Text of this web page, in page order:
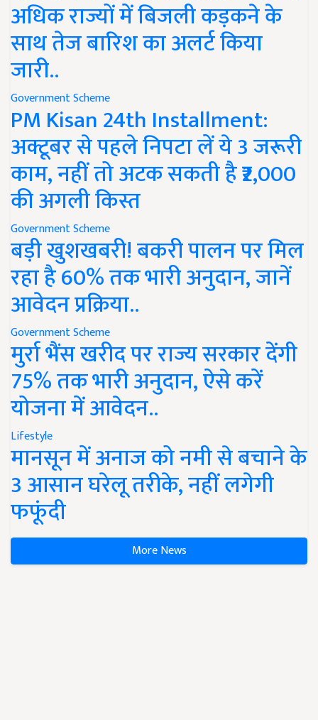
अधिक राज्यों में बिजली कड़कने के
साथ तेज बारिश का अलर्ट किया
जारी..
Government Scheme
PM Kisan 24th Installment:
अक्टूबर से पहले निपटा लें ये 3 जरूरी
काम, नहीं तो अटक सकती है ₹2,000
की अगली किस्त
Government Scheme
बड़ी खुशखबरी! बकरी पालन पर मिल
रहा है 60% तक भारी अनुदान, जानें
आवेदन प्रक्रिया..
Government Scheme
मुर्रा भैंस खरीद पर राज्य सरकार देंगी
75% तक भारी अनुदान, ऐसे करें
योजना में आवेदन..
Lifestyle
मानसून में अनाज को नमी से बचाने के
3 आसान घरेलू तरीके, नहीं लगेगी
फफूंदी
More News